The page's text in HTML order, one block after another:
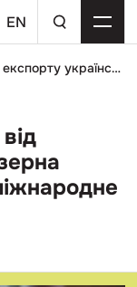
EN
$1,5 мільярда прибутку від експорту українського зерна “засіло” в офшорах — міжнародне дослідження